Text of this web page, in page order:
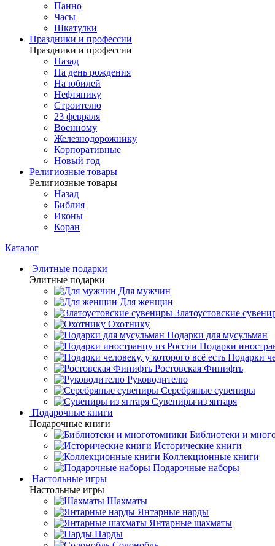
Панно
Часы
Шкатулки
Праздники и профессии
Праздники и профессии
Назад
На день рождения
На юбилей
Нефтянику
Строителю
23 февраля
Военному
Железнодорожнику
Корпоративные
Новый год
Религиозные товары
Религиозные товары
Назад
Библия
Иконы
Коран
Каталог
Элитные подарки
Элитные подарки
Для мужчин
Для женщин
Златоустовские
Охотнику
Подарки для мусульман
Подарки
Подарки
Ростовская Финифть
Руководителю
Серебряные сувениры
Сувениры из янтаря
Подарочные книги
Подарочные книги
Библиотеки и
Исторические книги
Коллекционные книги
Подарочные наборы
Настольные игры
Настольные игры
Шахматы
Янтарные нарды
Янтарные шахматы
Нарды